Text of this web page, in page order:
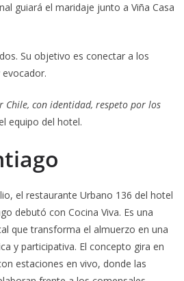
guiará el maridaje junto a Viña Casa
Su objetivo es conectar a los
Chile, con identidad, respeto por los
equipo del hotel.
el restaurante Urbano 136 del hotel
debutó con Cocina Viva. Es una
que transforma el almuerzo en una
y participativa. El concepto gira en
estaciones en vivo, donde las